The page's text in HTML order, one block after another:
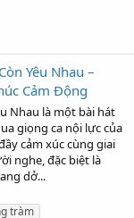
Yêu Nhau –
Cảm Động
Nhau là một bài hát
giọng ca nội lực của
cảm xúc cùng giai
nghe, đặc biệt là
dở...
tràm